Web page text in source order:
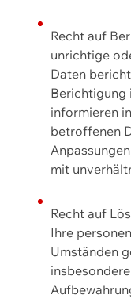
Recht auf
unrichtige
Daten
Berichtigung
informieren
betroffenen
mit
Recht auf
Ihre
Umständen